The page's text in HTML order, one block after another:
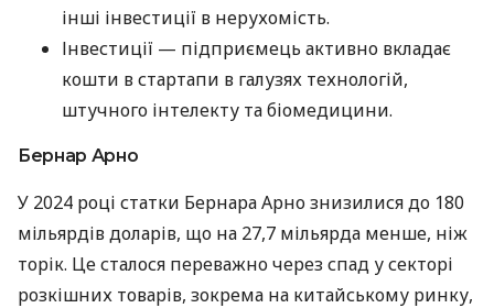
інші інвестиції в нерухомість.
Інвестиції — підприємець активно вкладає
кошти в стартапи в галузях технологій,
штучного інтелекту та біомедицини.
Бернар Арно
У 2024 році статки Бернара Арно знизилися до 180
мільярдів доларів, що на 27,7 мільярда менше, ніж
торік. Це сталося переважно через спад у секторі
розкішних товарів, зокрема на китайському ринку,